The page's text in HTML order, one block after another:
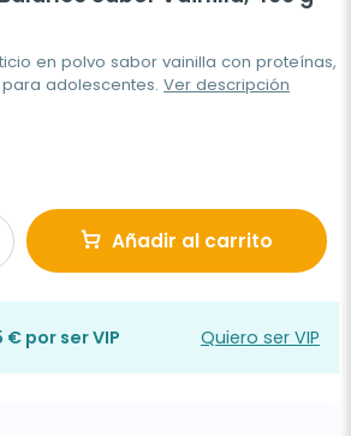
en polvo sabor vainilla con proteínas,
adolescentes. Ver descripción
Añadir al carrito
€por ser VIP Quiero ser VIP